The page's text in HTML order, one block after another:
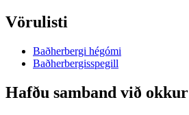
Vörulisti
Baðherbergi hégómi
Baðherbergisspegill
Hafðu samband við okkur